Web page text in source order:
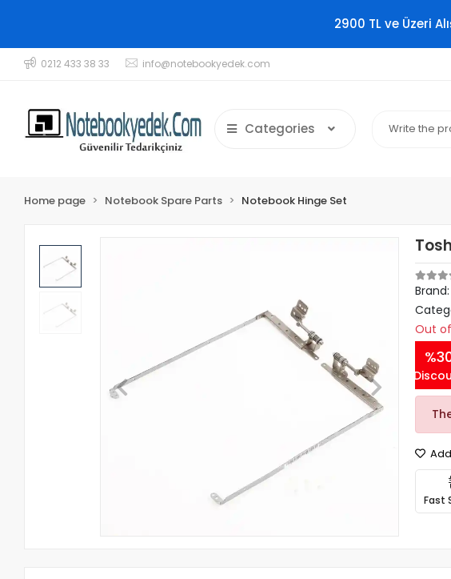
2900 TL ve Üzeri
0212 433 38 33 info@notebookyedek.com
Categories
Home page Notebook Spare Parts Notebook Hinge Set
Brand:
Out
Fast